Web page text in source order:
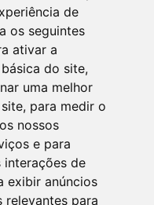
de
os seguintes
ativar a
do site,
uma melhor
, para medir o
nossos
e para
interações de
exibir anúncios
relevantes para
PÚBLICA